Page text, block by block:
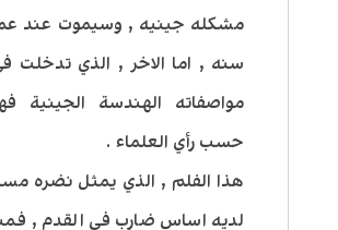
سنه , اما الاخر , الذي تدخلت
مواصفاته الهندسة الجينية
حسب رأي العلماء .
هذا الفلم , الذي يمثل نضره
لديه اساس ضارب في القدم ,